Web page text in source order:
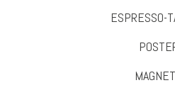
ESPRESSO-